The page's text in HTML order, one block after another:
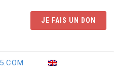
JE FAIS UN DON